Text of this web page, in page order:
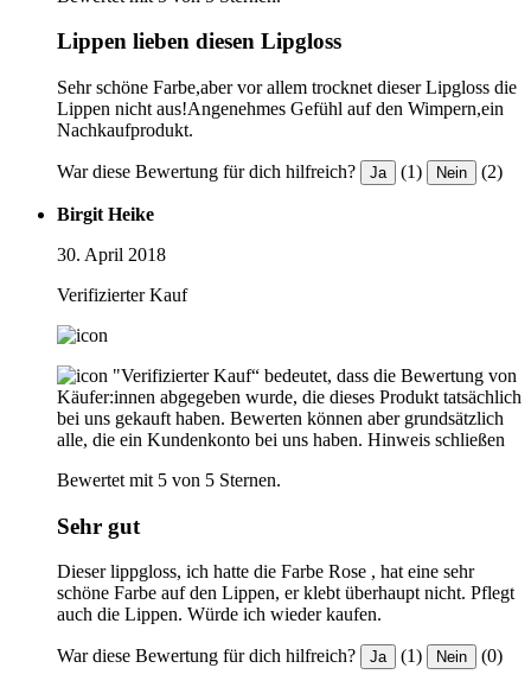
Lippen lieben diesen Lipgloss
Sehr schöne Farbe,aber vor allem trocknet dieser Lipgloss die
Lippen nicht aus!Angenehmes Gefühl auf den Wimpern,ein
Nachkaufprodukt.
War diese Bewertung für dich hilfreich? Ja (1) Nein (2)
Birgit Heike
30. April 2018
Verifizierter Kauf
"Verifizierter Kauf“ bedeutet, dass die Bewertung von
Käufer:innen abgegeben wurde, die dieses Produkt tatsächlich
bei uns gekauft haben. Bewerten können aber grundsätzlich
alle, die ein Kundenkonto bei uns haben. Hinweis schließen
Bewertet mit 5 von 5 Sternen.
Sehr gut
Dieser lippgloss, ich hatte die Farbe Rose , hat eine sehr
schöne Farbe auf den Lippen, er klebt überhaupt nicht. Pflegt
auch die Lippen. Würde ich wieder kaufen.
War diese Bewertung für dich hilfreich? Ja (1) Nein (0)